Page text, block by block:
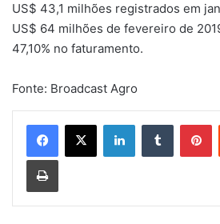
US$ 43,1 milhões registrados em
US$ 64 milhões de fevereiro de
47,10% no faturamento.
Fonte: Broadcast Agro
LinkedinTumblr
Imprimir